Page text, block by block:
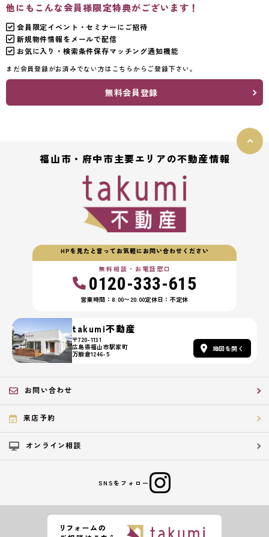
他にもこんな会員様限定特典がございます！
会員限定イベント・セミナーにご招待
新規物件情報をメールで配信
お気に入り・検索条件保存マッチング通知機能
まだ会員登録がお済みでない方はこちらからご登録下さい。
無料会員登録
福山市・府中市主要エリアの不動産情報
HPを見たと言ってお気軽にお問い合わせください
無料相談・お電話窓口
0120-333-615
営業時間：8:00〜20:00定休日：不定休
takumi不動産
〒720-1131
広島県福山市駅家町
万能倉1246-5
地図を開く
お問い合わせ
来店予約
オンライン相談
SNSをフォロー